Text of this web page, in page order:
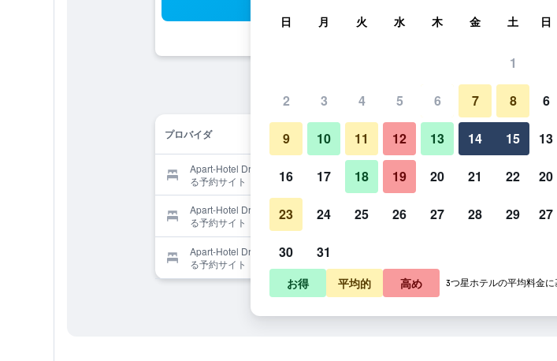
プロバイダ
Apart-Hotel Dreisonnenhofを提供す
る予約サイト
料金を表示
Apart-Hotel Dreisonnenhofを提供す
る予約サイト
料金を表示
Apart-Hotel Dreisonnenhofを提供す
る予約サイト
日 月 火 水 木 金 土
1
2 3 4 5 6 7 8
9 10 11 12 13 14 15
16 17 18 19 20 21 22
23 24 25 26 27 28 29
30 31
日
6
13
20
27
お得 平均的 高め 3つ星ホテルの平均料金に